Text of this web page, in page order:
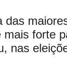
das
forte
nas